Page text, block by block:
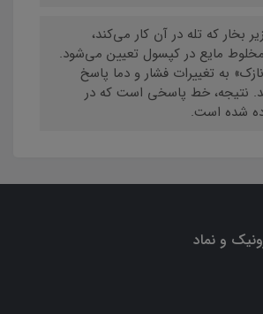
بخار که تله در آن کار می‌کند،
مایع در کپسول تعیین می‌شود.
به تغییرات فشار و دما پاسخ
نتیجه، خط پاسخی است که در
شده است.
و نماد